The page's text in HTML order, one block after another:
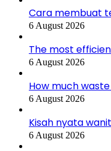
Cara membuat
6 August 2026
The most
6 August 2026
How much
6 August 2026
Kisah nyata
6 August 2026